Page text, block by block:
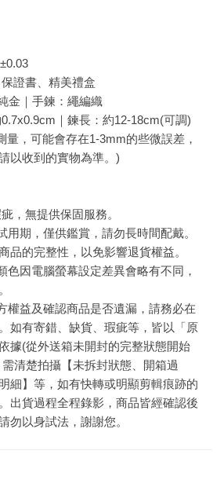
證書、精美禮盒
金｜手鍊：繩編織
｜鍊長：約12-18cm(可調)
量，可能會存在1-3mm的些微誤差，
以收到的實物為準。)
，無提供保固服務。
用期，僅供鑑賞，請勿長時間配戴。
品的完整性，以免影響退貨權益。
色因電腦螢幕設定差異會略有不同，
權益及確認商品是否遺漏，請務必在
如有寄錯、缺貨、瑕疵等，皆以「原
據(從外送箱未開封的完整狀態開始
清楚拍攝【未拆封狀態、開箱過
細】等，如有快轉或明顯剪輯痕跡的
出貨過程全程錄影，商品皆經確認後
勿以身試法，謝謝您。